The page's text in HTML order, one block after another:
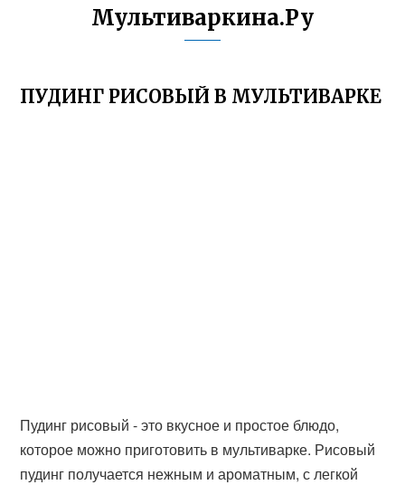
Мультиваркина.Ру
ПУДИНГ РИСОВЫЙ В МУЛЬТИВАРКЕ
Пудинг рисовый - это вкусное и простое блюдо,
которое можно приготовить в мультиварке. Рисовый
пудинг получается нежным и ароматным, с легкой